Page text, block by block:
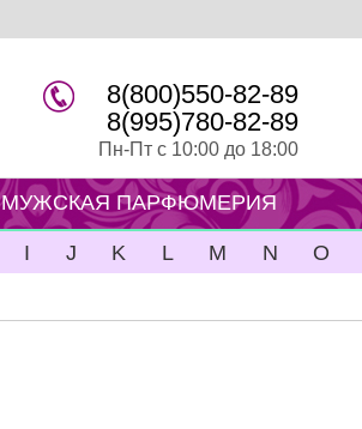
8(800)550-82-89
8(995)780-82-89
Пн-Пт с 10:00 до 18:00
МУЖСКАЯ ПАРФЮМЕРИЯ
I J K L M N O